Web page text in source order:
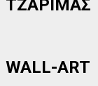
ΤΖΑΡΙΜΑΣ
WALL-ART